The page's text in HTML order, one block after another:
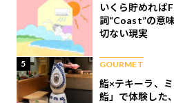
いくら貯めれば
詞“Coast”の意
切ない現実
5 GOURMET
鮨×テキーラ、
鮨」で体験した